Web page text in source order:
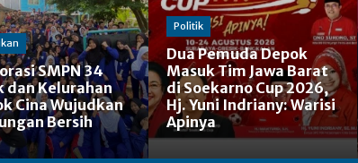
SMPN 34
dan Kelurahan
Cina Wujudkan
Bersih
Politik
Dua Pemuda Depok
Masuk Tim Jawa Barat
di Soekarno Cup 2026,
Hj. Yuni Indriany: Warisi
Apinya